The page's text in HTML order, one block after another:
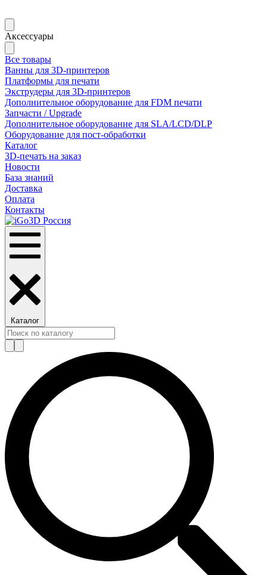
Аксессуары
Все товары
Ванны для 3D-принтеров
Платформы для печати
Экструдеры для 3D-принтеров
Дополнительное оборудование для FDM печати
Запчасти / Upgrade
Дополнительное оборудование для SLA/LCD/DLP
Оборудование для пост-обработки
Каталог
3D-печать на заказ
Новости
База знаний
Доставка
Оплата
Контакты
Каталог